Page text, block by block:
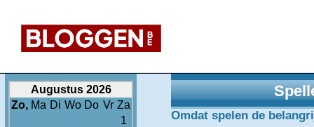
Augustus 2026
Zo, Ma Di Wo Do Vr Za
1
Omdat spelen de